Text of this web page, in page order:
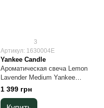
3
Артикул: 1630004E
Yankee Candle
Ароматическая свеча Lemon
Lavender Medium Yankee
Candle
1 399 грн